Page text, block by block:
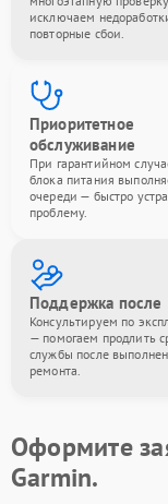
исключаем
повторные сбои.
Приоритетное
обслуживание
При гарантийном
блока питания
очереди — быстро
проблему.
Поддержка после
Консультируем по
— помогаем продлить
службы после
ремонта.
Оформите
Garmin.